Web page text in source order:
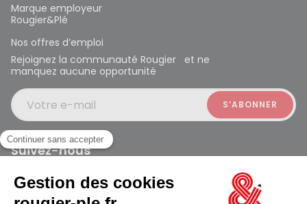
Marque employeur
Rougier&Plé
Nos offres d’emploi
Rejoignez la communauté Rougier et ne
manquez aucune opportunité
Votre e-mail
Suivez-nous